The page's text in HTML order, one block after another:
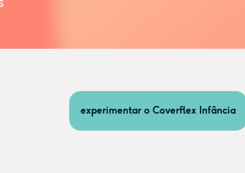
experimentar o Coverflex Infância